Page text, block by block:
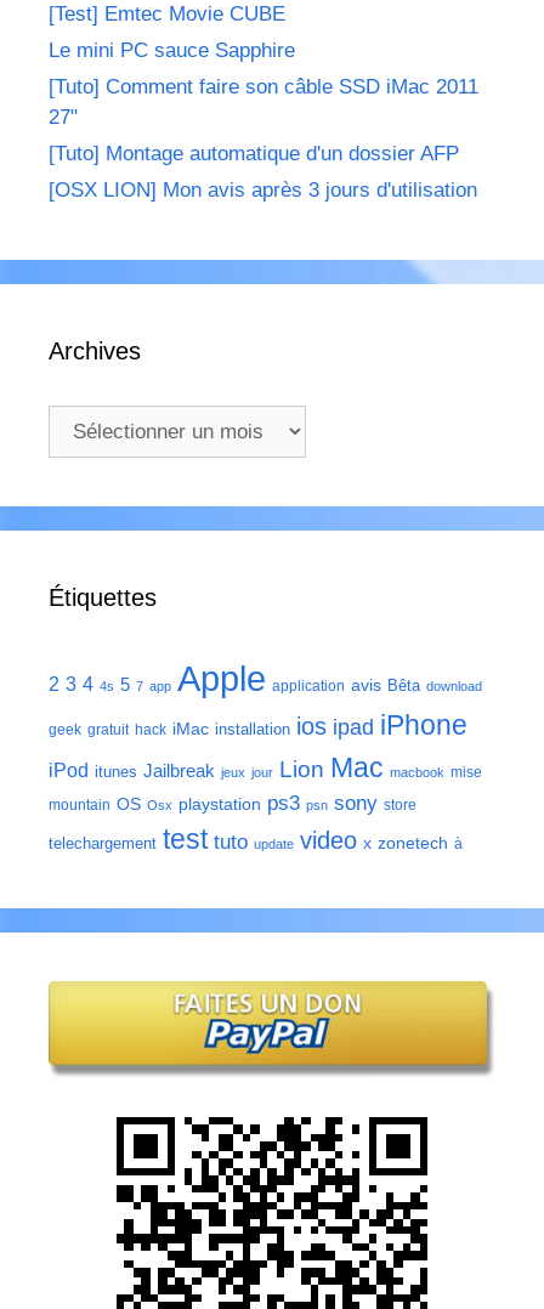
[Test] Emtec Movie CUBE
Le mini PC sauce Sapphire
[Tuto] Comment faire son câble SSD iMac 2011
27"
[Tuto] Montage automatique d'un dossier AFP
[OSX LION] Mon avis après 3 jours d'utilisation
Archives
Archives
Étiquettes
2 3 4 4s 5 7 app Apple application avis Bêta download
geek gratuit hack iMac installation ios ipad iPhone
iPod itunes Jailbreak jeux jour Lion Mac macbook mise
mountain OS Osx playstation ps3 psn sony store
telechargement test tuto update video x zonetech à